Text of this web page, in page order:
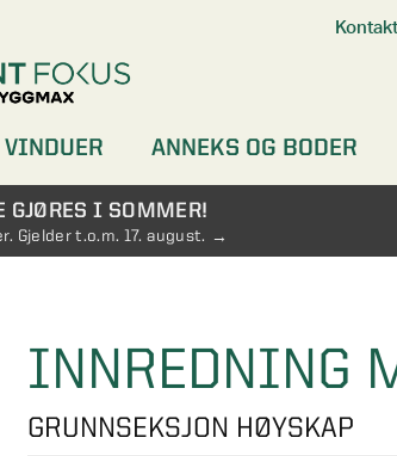
VINDUER ANNEKS OG BODER
GARDEROBER
GJØRES I SOMMER!
Gjelder t.o.m. 17. august.
INNREDNING
GRUNNSEKSJON HØYSKAP